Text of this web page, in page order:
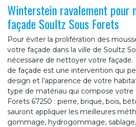
Winterstein ravalement pour
façade Soultz Sous Forets
Pour éviter la prolifération des
votre façade dans la ville de Soultz
nécessaire de nettoyer votre
de façade est une intervention qui
design et l’apparence de votre
type de matériau qui compose votre
Forets 67250 : pierre, brique, bois,
sauront appliquer les meilleures
gommage, hydrogommage,